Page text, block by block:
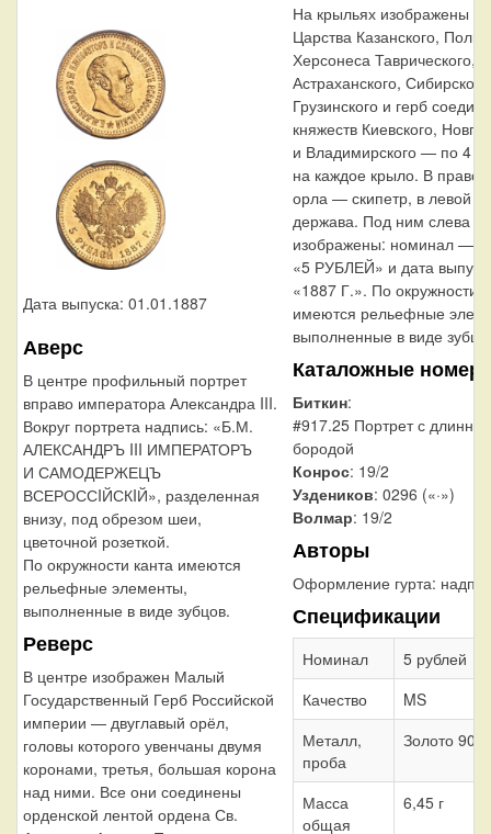
Дата выпуска: 01.01.1887
Аверс
В центре профильный портрет
вправо императора Александра III.
Вокруг портрета надпись: «Б.М.
АЛЕКСАНДРЪ III ИМПЕРАТОРЪ
И САМОДЕРЖЕЦЪ
ВСЕРОССIЙСКIЙ», разделенная
внизу, под обрезом шеи,
цветочной розеткой.
По окружности канта имеются
рельефные элементы,
выполненные в виде зубцов.
Реверс
В центре изображен Малый
Государственный Герб Российской
империи — двуглавый орёл,
головы которого увенчаны двумя
коронами, третья, большая корона
над ними. Все они соединены
орденской лентой ордена Св.
На крыльях изображены
Царства Казанского,
Херсонеса Таврического,
Астраханского,
Грузинского и герб
княжеств Киевского,
и Владимирского — по 4
на каждое крыло. В
орла — скипетр, в левой —
держава. Под ним слева
изображены: номинал —
«5 РУБЛЕЙ» и дата
«1887 Г.». По окружности
имеются рельефные
выполненные в виде
Каталожные номера
Биткин:
#917.25 Портрет с длинной
бородой
Конрос: 19/2
Уздеников: 0296 («·»)
Волмар: 19/2
Авторы
Оформление гурта:
Спецификации
Номинал
5 рублей
Качество
MS
Металл,
проба
Золото 900
Масса
общая
6,45 г